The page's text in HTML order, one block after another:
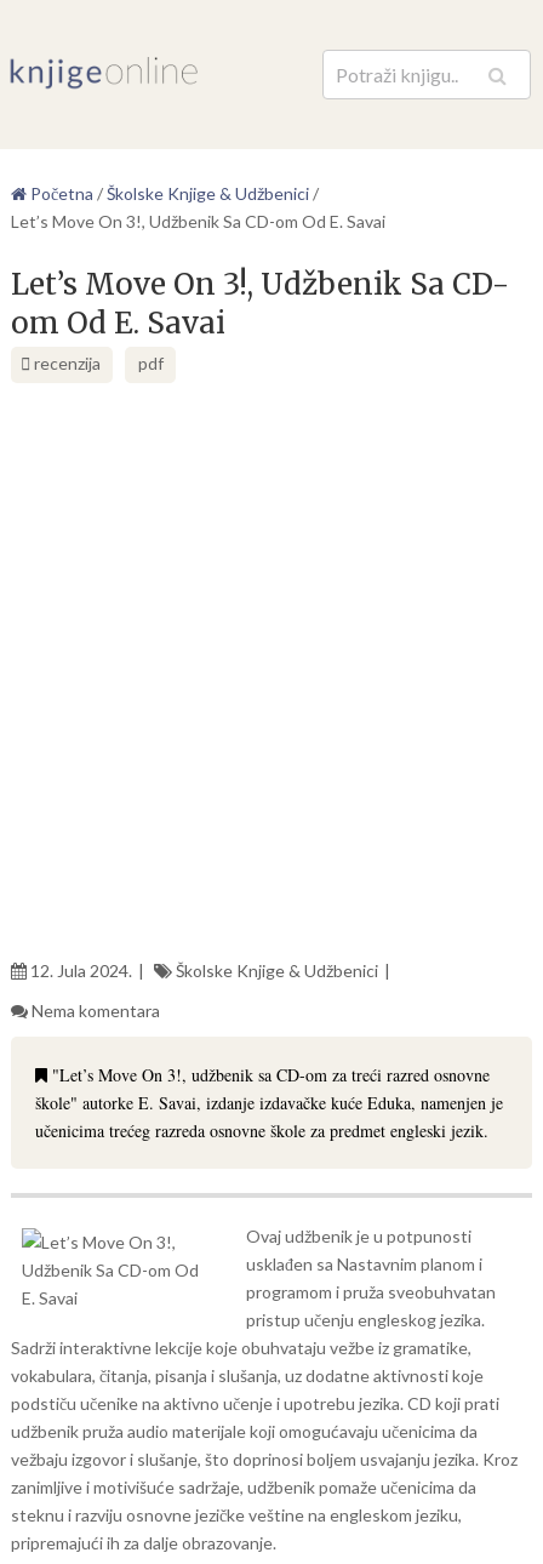
Pretraga
Početna /Školske Knjige & Udžbenici/
Let’s Move On 3!, Udžbenik Sa CD-om Od E. Savai
Let’s Move On 3!, Udžbenik Sa CD-
om Od E. Savai
recenzija pdf
12. Jula 2024.
Školske Knjige & Udžbenici
Nema komentara
"Let’s Move On 3!, udžbenik sa CD-om za treći razred osnovne
škole" autorke E. Savai, izdanje izdavačke kuće Eduka, namenjen je
učenicima trećeg razreda osnovne škole za predmet engleski jezik.
Ovaj udžbenik je u potpunosti
usklađen sa Nastavnim planom i
programom i pruža sveobuhvatan
pristup učenju engleskog jezika.
Sadrži interaktivne lekcije koje obuhvataju vežbe iz gramatike,
vokabulara, čitanja, pisanja i slušanja, uz dodatne aktivnosti koje
podstiču učenike na aktivno učenje i upotrebu jezika. CD koji prati
udžbenik pruža audio materijale koji omogućavaju učenicima da
vežbaju izgovor i slušanje, što doprinosi boljem usvajanju jezika. Kroz
zanimljive i motivišuće sadržaje, udžbenik pomaže učenicima da
steknu i razviju osnovne jezičke veštine na engleskom jeziku,
pripremajući ih za dalje obrazovanje.